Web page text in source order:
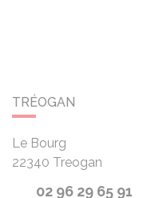
TRÉOGAN
Le Bourg
22340 Treogan
02 96 29 65 91